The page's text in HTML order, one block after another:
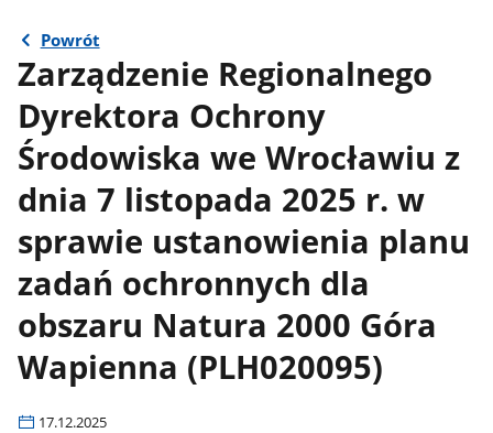
Powrót
Zarządzenie Regionalnego
Dyrektora Ochrony
Środowiska we Wrocławiu z
dnia 7 listopada 2025 r. w
sprawie ustanowienia planu
zadań ochronnych dla
obszaru Natura 2000 Góra
Wapienna (PLH020095)
17.12.2025